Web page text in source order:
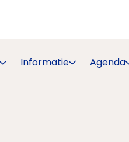
Informatie Agenda